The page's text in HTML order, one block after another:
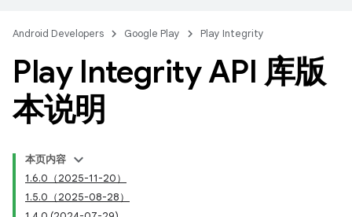
Android Developers Google Play Play Integrity
Play Integrity API 库版
本说明
本页内容
1.6.0（2025-11-20）
1.5.0（2025-08-28）